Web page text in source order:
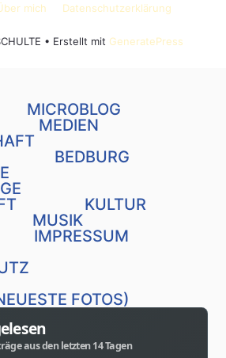
mich Datenschutzerklärung
• Erstellt mit GeneratePress
MICROBLOG
MEDIEN
BEDBURG
KULTUR
MUSIK
IMPRESSUM
FOTOS)
aus den letzten 14 Tagen